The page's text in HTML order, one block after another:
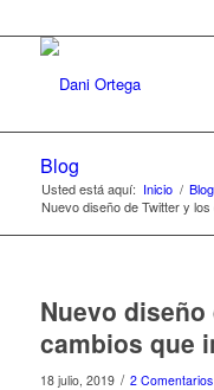
Blog
Usted está aquí: Inicio / Blog
Nuevo diseño de Twitter y
Nuevo
cambios que
18 julio, 2019 / 2 Comentarios